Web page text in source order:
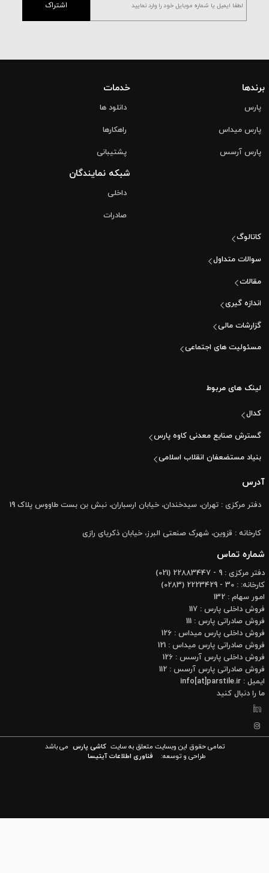
اشتراک
برندها
پارس
پارس میداس
پارس آرسس
خدمات
دانلود ها
راهکارها
پشتیبانی
شبکه نمایندگان
داخلی
صادرات
کاتالوگ
سوالات متداول
مقالات
اندازه گیری
گزارشات مالی
مسئولیت های اجتماعی
لینک های مربوط
کدال
گسترش صنایع معدنی کاوه پارس
بنیاد مستضعفان انقلاب اسلامی
آدرس
دفتر مرکزی : تهران، سیدخندان، خیابان ارسباران، نبش بن بست طاووس پلاک 19
کارخانه : قزوین، شهرک صنعتی البرز، خیابان ذکریای رازی
شماره تماس
دفتر مرکزی : 9 - 22883447 (021)
کارخانه: : 30 - 2223429 (0283)
امور سهام : 132
فروش داخلی پارس : 117
فروش صادراتی پارس : 111
فروش داخلی پارس میداس : 126
فروش صادراتی پارس میداس : 121
فروش داخلی پارس آرسس : 126
فروش صادراتی پارس آرسس : 112
ایمیل : info[at]parstile.ir
ما را دنبال کنید
تمامی حقوق این وبسایت متعلق به سایت کاشی پارس می باشد
طراحی و توسعه:
فناوری اطلاعات آیتیسا